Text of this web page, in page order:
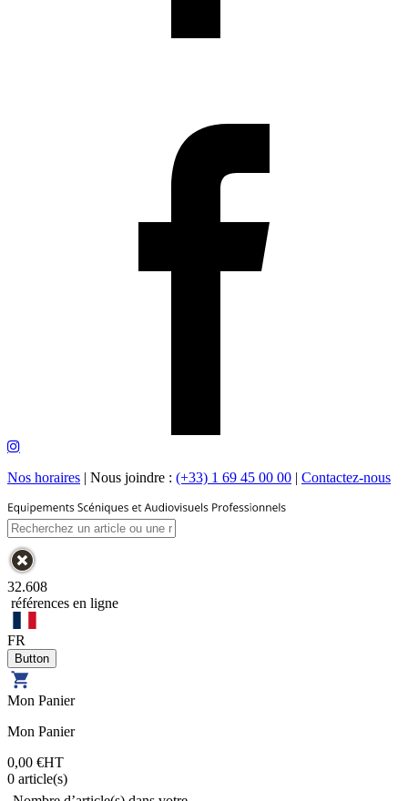
Nos horaires | Nous joindre : (+33) 1 69 45 00 00 | Contactez-nous
32.608
références en ligne
FR
Mon Panier
Mon Panier
0,00 €HT
0 article(s)